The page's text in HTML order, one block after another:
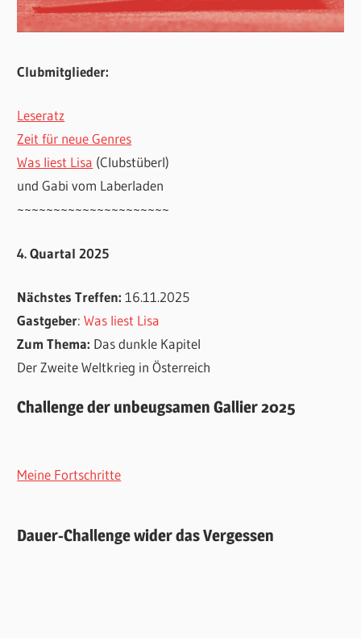
Clubmitglieder:
Leseratz
Zeit für neue Genres
Was liest Lisa (Clubstüberl)
und Gabi vom Laberladen
~~~~~~~~~~~~~~~~~~~~~
4. Quartal 2025
Nächstes Treffen:16.11.2025
Gastgeber:Was liest Lisa
Zum Thema: Das dunkle Kapitel
Der Zweite Weltkrieg in Österreich
Challenge der unbeugsamen Gallier 2025
Meine Fortschritte
Dauer-Challenge wider das Vergessen